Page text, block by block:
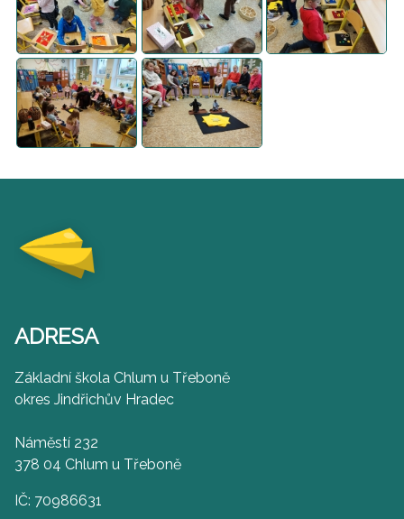
ADRESA
Základní škola Chlum u Třeboně
okres Jindřichův Hradec
Náměstí 232
378 04 Chlum u Třeboně
IČ: 70986631